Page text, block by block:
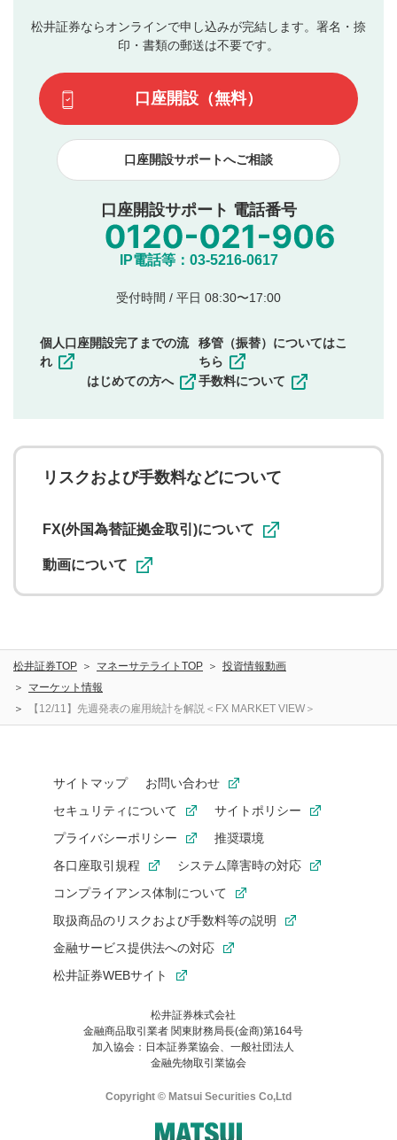
3
動画の評価
です）
評価およびコメントは当社にて審査のうえ、掲載となり
ます。掲載されるまでに日数がかかる場合や掲載されない
てはお答えできません。各動画コンテンツへの掲載をもっ
て結果のご連絡といたします。ご了承ください。
下記の項目に該当すると判断された投稿内容は、掲載を
見合わせる場合がございます。
本動画コンテンツとは無関係の内容の投稿
他者への誹謗中傷や差別的表現投稿
公序良俗に反する内容の投稿
氏名、住所、電話番号など個人を特定できる情報の
他のサイトへの誘導や営利目的、広告・宣伝を目
他者の権利（商標、著作権、その他の知的財産
その他当社が不適切と判断した投稿
一度投稿した評価およびコメントの変更・削除はできま
ことを承諾したものとします。また、利用者は、コメント
に関する著作者人格権を行使しないことに同意します。利
用者が投稿したコメントは、当社サービスの広告・宣伝、
ることがあります。
松井証券ならオンラインで申し込みが完結します。署名・捺
印・書類の郵送は不要です。
口座開設（無料）
口座開設サポートへご相談
口座開設サポート 電話番号
IP電話等：03-5216-0617
受付時間 / 平日 08:30〜17:00
個人口座開設完了までの流
れ
はじめての方へ
移管（振替）についてはこ
ちら
手数料について
リスクおよび手数料などについて
FX(外国為替証拠金取引)について
動画について
松井証券TOP マネーサテライトTOP
投資情報動画
マーケット情報
【12/11】先週発表の雇用統計を解説＜FX MARKET VIEW＞
サイトマップ
お問い合わせ
セキュリティについて
サイトポリシー
プライバシーポリシー
推奨環境
各口座取引規程
システム障害時の対応
コンプライアンス体制について
取扱商品のリスクおよび手数料等の説明
金融サービス提供法への対応
松井証券WEBサイト
松井証券株式会社
金融商品取引業者 関東財務局長(金商)第164号
加入協会：日本証券業協会、一般社団法人
金融先物取引業協会
Copyright © Matsui Securities Co,Ltd
お気に入り機能は松井証券の会員限定の機能です。
お気に入り登録いただくと、後からいつでもお気に入りのコンテ
ンツを一覧でご確認いただけます。
ご利用いただくには口座開設が必要です。
はご利用の端末で一度ログインしてください。